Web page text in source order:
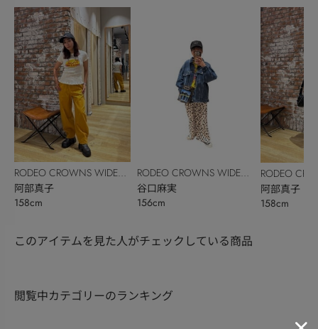
RODEO CROWNS WIDE
BOWL
阿部真子
158cm
RODEO CROWNS WIDE
BOWL
谷口麻実
156cm
RODEO
BOWL
阿部真子
158cm
このアイテムを見た人がチェックしている商品
閲覧中カテゴリーのランキング